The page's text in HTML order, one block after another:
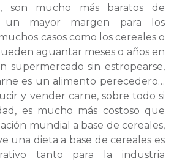
son mucho más baratos de
un mayor margen para los
casos como los cereales o
aguantar meses o años en
supermercado sin estropearse,
es un alimento perecedero…
y vender carne, sobre todo si
es mucho más costoso que
mundial a base de cereales,
una dieta a base de cereales es
tanto para la industria